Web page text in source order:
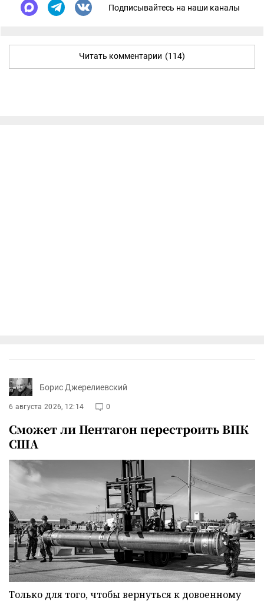
Подписывайтесь на наши каналы
Читать комментарии (114)
Борис Джерелиевский
6 августа 2026, 12:14 0
Сможет ли Пентагон перестроить ВПК
США
Только для того, чтобы вернуться к довоенному